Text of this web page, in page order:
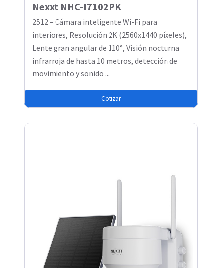
Nexxt NHC-I7102PK
2512 – Cámara inteligente Wi-Fi para
interiores, Resolución 2K (2560x1440 píxeles),
Lente gran angular de 110°, Visión nocturna
infrarroja de hasta 10 metros, detección de
movimiento y sonido ...
Cotizar